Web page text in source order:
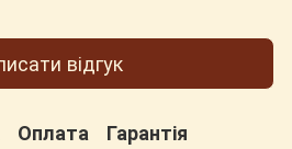
відгук
Оплата Гарантія